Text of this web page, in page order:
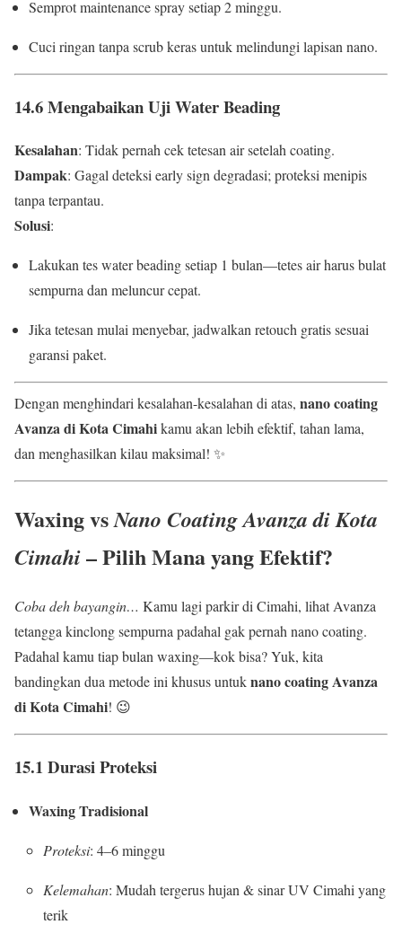
Semprot maintenance spray setiap 2 minggu.
Cuci ringan tanpa scrub keras untuk melindungi lapisan nano.
14.6 Mengabaikan Uji Water Beading
Kesalahan: Tidak pernah cek tetesan air setelah coating.
Dampak: Gagal deteksi early sign degradasi; proteksi menipis
tanpa terpantau.
Solusi:
Lakukan tes water beading setiap 1 bulan—tetes air harus bulat
sempurna dan meluncur cepat.
Jika tetesan mulai menyebar, jadwalkan retouch gratis sesuai
garansi paket.
Dengan menghindari kesalahan-kesalahan di atas, nano coating
Avanza di Kota Cimahikamu akan lebih efektif, tahan lama,
dan menghasilkan kilau maksimal! ✨
Waxing vsNano Coating Avanza di Kota
Cimahi– Pilih Mana yang Efektif?
Coba deh bayangin… Kamu lagi parkir di Cimahi, lihat Avanza
tetangga kinclong sempurna padahal gak pernah nano coating.
Padahal kamu tiap bulan waxing—kok bisa? Yuk, kita
bandingkan dua metode ini khusus untuknano coating Avanza
di Kota Cimahi! 😉
15.1 Durasi Proteksi
Waxing Tradisional
Proteksi: 4–6 minggu
Kelemahan: Mudah tergerus hujan & sinar UV Cimahi yang
terik